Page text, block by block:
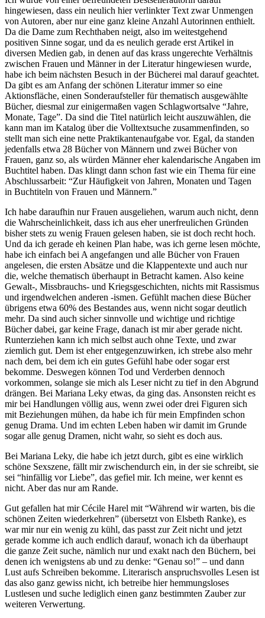
hingewiesen, dass ein neulich hier verlinkter Text zwar Unmengen
von Autoren, aber nur eine ganz kleine Anzahl Autorinnen enthielt.
Da die Dame zum Rechthaben neigt, also im weitestgehend
positiven Sinne sogar, und da es neulich gerade erst Artikel in
diversen Medien gab, in denen auf das krass ungerechte Verhältnis
zwischen Frauen und Männer in der Literatur hingewiesen wurde,
habe ich beim nächsten Besuch in der Bücherei mal darauf geachtet.
Da gibt es am Anfang der schönen Literatur immer so eine
Aktionsfläche, einen Sonderaufsteller für thematisch ausgewählte
Bücher, diesmal zur einigermaßen vagen Schlagwortsalve “Jahre,
Monate, Tage”. Da sind die Titel natürlich leicht auszuwählen, die
kann man im Katalog über die Volltextsuche zusammenfinden, so
stellt man sich eine nette Praktikantenaufgabe vor. Egal, da standen
jedenfalls etwa 28 Bücher von Männern und zwei Bücher von
Frauen, ganz so, als würden Männer eher kalendarische Angaben im
Buchtitel haben. Das klingt dann schon fast wie ein Thema für eine
Abschlussarbeit: “Zur Häufigkeit von Jahren, Monaten und Tagen
in Buchtiteln von Frauen und Männern.”
Ich habe daraufhin nur Frauen ausgeliehen, warum auch nicht, denn
die Wahrscheinlichkeit, dass ich aus eher unerfreulichen Gründen
bisher stets zu wenig Frauen gelesen haben, sie ist doch recht hoch.
Und da ich gerade eh keinen Plan habe, was ich gerne lesen möchte,
habe ich einfach bei A angefangen und alle Bücher von Frauen
angelesen, die ersten Absätze und die Klappentexte und auch nur
die, welche thematisch überhaupt in Betracht kamen. Also keine
Gewalt-, Missbrauchs- und Kriegsgeschichten, nichts mit Rassismus
und irgendwelchen anderen -ismen. Gefühlt machen diese Bücher
übrigens etwa 60% des Bestandes aus, wenn nicht sogar deutlich
mehr. Da sind auch sicher sinnvolle und wichtige und richtige
Bücher dabei, gar keine Frage, danach ist mir aber gerade nicht.
Runterziehen kann ich mich selbst auch ohne Texte, und zwar
ziemlich gut. Dem ist eher entgegenzuwirken, ich strebe also mehr
nach dem, bei dem ich ein gutes Gefühl habe oder sogar erst
bekomme. Deswegen können Tod und Verderben dennoch
vorkommen, solange sie mich als Leser nicht zu tief in den Abgrund
drängen. Bei Mariana Leky etwas, da ging das. Ansonsten reicht es
mir bei Handlungen völlig aus, wenn zwei oder drei Figuren sich
mit Beziehungen mühen, da habe ich für mein Empfinden schon
genug Drama. Und im echten Leben haben wir damit im Grunde
sogar alle genug Dramen, nicht wahr, so sieht es doch aus.
Bei Mariana Leky, die habe ich jetzt durch, gibt es eine wirklich
schöne Sexszene, fällt mir zwischendurch ein, in der sie schreibt, sie
sei “hinfällig vor Liebe”, das gefiel mir. Ich meine, wer kennt es
nicht. Aber das nur am Rande.
Gut gefallen hat mir Cécile Harel mit “Während wir warten, bis die
schönen Zeiten wiederkehren” (übersetzt von Elsbeth Ranke), es
war mir nur ein wenig zu kühl, das passt zur Zeit nicht und jetzt
gerade komme ich auch endlich darauf, wonach ich da überhaupt
die ganze Zeit suche, nämlich nur und exakt nach den Büchern, bei
denen ich wenigstens ab und zu denke: “Genau so!” – und dann
Lust aufs Schreiben bekomme. Literarisch anspruchsvolles Lesen ist
das also ganz gewiss nicht, ich betreibe hier hemmungsloses
Lustlesen und suche lediglich einen ganz bestimmten Zauber zur
weiteren Verwertung.